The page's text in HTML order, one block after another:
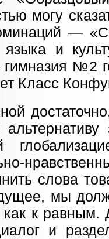
могу
—
языка и
№2
Класс
слова
мы
как к
и